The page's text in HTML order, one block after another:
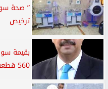
ترخيص
560 قطعة مبانى و 2389...